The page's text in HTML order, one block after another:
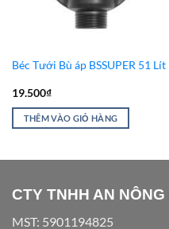
Béc Tưới Bù áp BSSUPER 51 Lít
19.500₫
THÊM VÀO GIỎ HÀNG
CTY TNHH AN
MST: 5901194825